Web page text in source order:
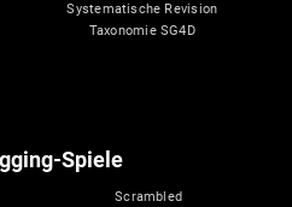
Systematische Revision
Taxonomie SG4D
Spiele
Scrambled